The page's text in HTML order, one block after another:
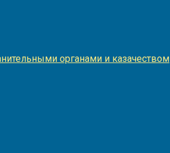
органами и казачеством